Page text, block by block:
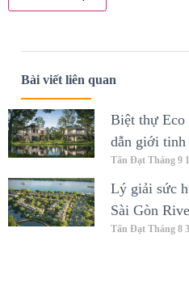
Bài viết liên quan
Biệt thự Eco
dẫn giới tinh
Tấn Đạt Tháng 9
Lý giải sức
Sài Gòn
Tấn Đạt Tháng 8